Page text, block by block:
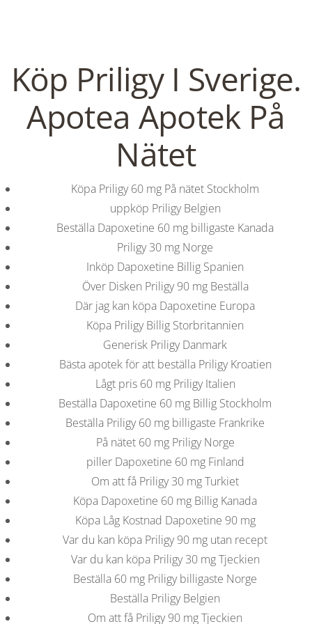
o
p
Navigation
Bästa Priset För Priligy. Köp
Priligy på nätet
Uncategorized by admin January 12, 2022
Köp Priligy I Sverige.
Apotea Apotek På
Nätet
Köpa Priligy 60 mg På nätet Stockholm
uppköp Priligy Belgien
Beställa Dapoxetine 60 mg billigaste Kanada
Priligy 30 mg Norge
Inköp Dapoxetine Billig Spanien
Över Disken Priligy 90 mg Beställa
Där jag kan köpa Dapoxetine Europa
Köpa Priligy Billig Storbritannien
Generisk Priligy Danmark
Bästa apotek för att beställa Priligy Kroatien
Lågt pris 60 mg Priligy Italien
Beställa Dapoxetine 60 mg Billig Stockholm
Beställa Priligy 60 mg billigaste Frankrike
På nätet 60 mg Priligy Norge
piller Dapoxetine 60 mg Finland
Om att få Priligy 30 mg Turkiet
Köpa Dapoxetine 60 mg Billig Kanada
Köpa Låg Kostnad Dapoxetine 90 mg
Var du kan köpa Priligy 90 mg utan recept
Var du kan köpa Priligy 30 mg Tjeckien
Beställa 60 mg Priligy billigaste Norge
Beställa Priligy Belgien
Om att få Priligy 90 mg Tjeckien
VERANSTALTUNGEN HOME AKTUELL
IMPRESSUM
COPYRIGHT @ COPPER BOWLS GMBH 2024